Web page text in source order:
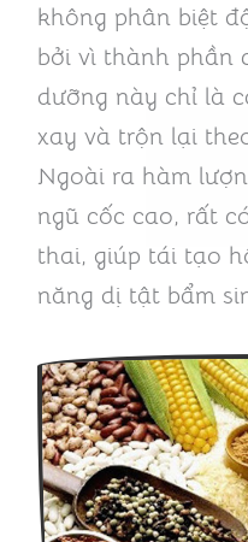
không phân biệt
bởi vì thành phần
dưỡng này chỉ là
xay và trộn lại
Ngoài ra hàm
ngũ cốc cao, rất
thai, giúp tái tạo
năng dị tật bẩm